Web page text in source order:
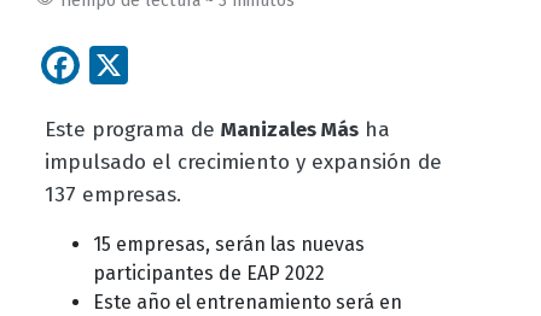
Facebook
Este programa de Manizales Más ha
impulsado el crecimiento y expansión de
137 empresas.
15 empresas, serán las nuevas
participantes de EAP 2022
Este año el entrenamiento será en